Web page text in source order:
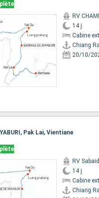
RV
14 j
Cabine
Chiang
20/10/
Pak Lai, Vientiane
RV
14 j
Cabine
Chiang